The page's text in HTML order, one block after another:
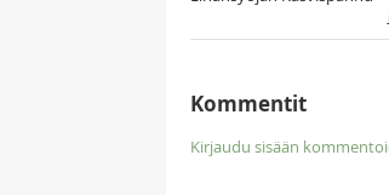
Kommentit
Kirjaudu sisään